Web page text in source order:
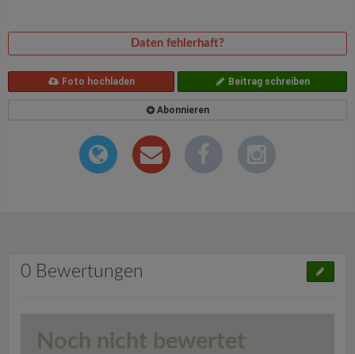
Daten fehlerhaft?
Foto hochladen Beitrag schreiben
Abonnieren
0 Bewertungen
Noch nicht bewertet